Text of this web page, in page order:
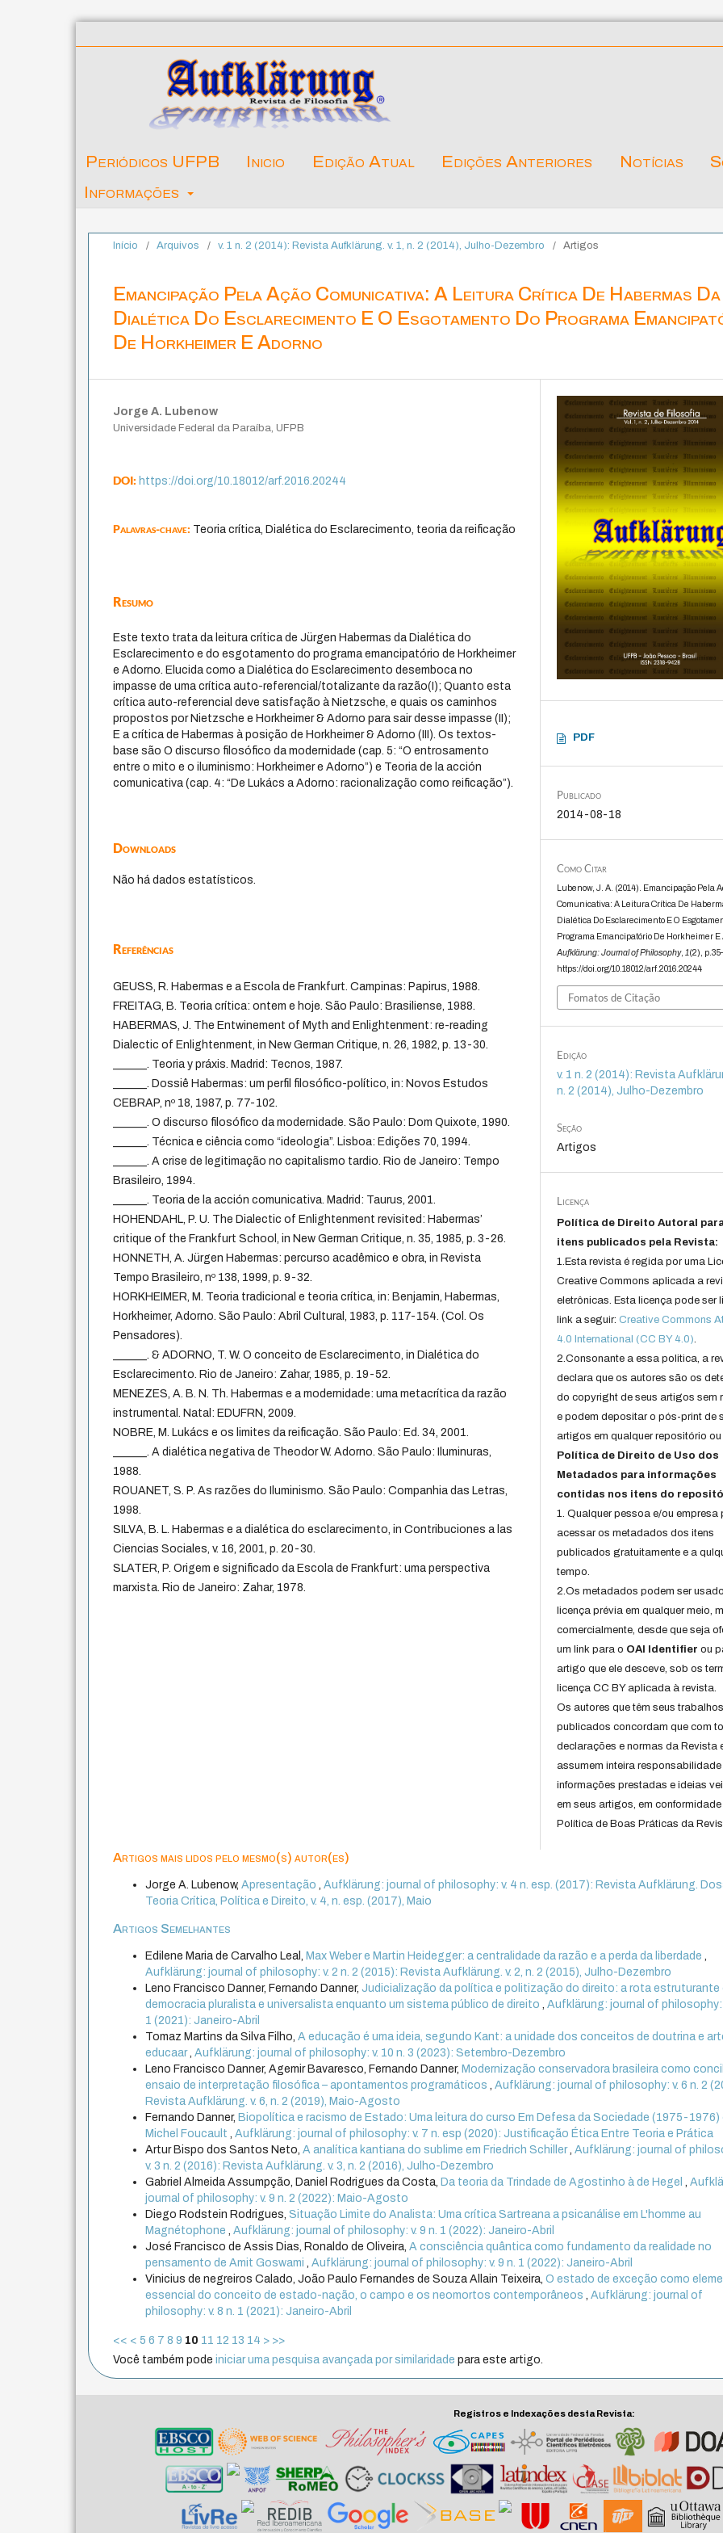
Periódicos UFPB Inicio Edição Atual Edições Anteriores Notícias
Informações
Início / Arquivos / v. 1 n. 2 (2014): Revista Aufklärung. v. 1, n. 2 (2014), Julho-Dezembro / Artigos
Emancipação Pela Ação Comunicativa: A Leitura Crítica De Habermas Da
Dialética Do Esclarecimento E O Esgotamento Do Programa
De Horkheimer E Adorno
Jorge A. Lubenow
Universidade Federal da Paraíba, UFPB
DOI:https://doi.org/10.18012/arf.2016.20244
Palavras-chave: Teoria crítica, Dialética do Esclarecimento, teoria da reificação
Resumo
Este texto trata da leitura crítica de Jürgen Habermas da Dialética do
Esclarecimento e do esgotamento do programa emancipatório de Horkheimer
e Adorno. Elucida como a Dialética do Esclarecimento desemboca no
impasse de uma crítica auto-referencial/totalizante da razão(I); Quanto esta
crítica auto-referencial deve satisfação à Nietzsche, e quais os caminhos
propostos por Nietzsche e Horkheimer & Adorno para sair desse impasse (II);
E a crítica de Habermas à posição de Horkheimer & Adorno (III). Os textos-
base são O discurso filosófico da modernidade (cap. 5: “O entrosamento
entre o mito e o iluminismo: Horkheimer e Adorno”) e Teoria de la acción
comunicativa (cap. 4: “De Lukács a Adorno: racionalização como reificação”).
Downloads
Não há dados estatísticos.
Referências
GEUSS, R. Habermas e a Escola de Frankfurt. Campinas: Papirus, 1988.
FREITAG, B. Teoria crítica: ontem e hoje. São Paulo: Brasiliense, 1988.
HABERMAS, J. The Entwinement of Myth and Enlightenment: re-reading
Dialectic of Enlightenment, in New German Critique, n. 26, 1982, p. 13-30.
______. Teoria y práxis. Madrid: Tecnos, 1987.
______. Dossiê Habermas: um perfil filosófico-político, in: Novos Estudos
CEBRAP, nº 18, 1987, p. 77-102.
______. O discurso filosófico da modernidade. São Paulo: Dom Quixote, 1990.
______. Técnica e ciência como “ideologia”. Lisboa: Edições 70, 1994.
______. A crise de legitimação no capitalismo tardio. Rio de Janeiro: Tempo
Brasileiro, 1994.
______. Teoria de la acción comunicativa. Madrid: Taurus, 2001.
HOHENDAHL, P. U. The Dialectic of Enlightenment revisited: Habermas’
critique of the Frankfurt School, in New German Critique, n. 35, 1985, p. 3-26.
HONNETH, A. Jürgen Habermas: percurso acadêmico e obra, in Revista
Tempo Brasileiro, nº 138, 1999, p. 9-32.
HORKHEIMER, M. Teoria tradicional e teoria crítica, in: Benjamin, Habermas,
Horkheimer, Adorno. São Paulo: Abril Cultural, 1983, p. 117-154. (Col. Os
Pensadores).
______. & ADORNO, T. W. O conceito de Esclarecimento, in Dialética do
Esclarecimento. Rio de Janeiro: Zahar, 1985, p. 19-52.
MENEZES, A. B. N. Th. Habermas e a modernidade: uma metacrítica da razão
instrumental. Natal: EDUFRN, 2009.
NOBRE, M. Lukács e os limites da reificação. São Paulo: Ed. 34, 2001.
______. A dialética negativa de Theodor W. Adorno. São Paulo: Iluminuras,
1988.
ROUANET, S. P. As razões do Iluminismo. São Paulo: Companhia das Letras,
1998.
SILVA, B. L. Habermas e a dialética do esclarecimento, in Contribuciones a las
Ciencias Sociales, v. 16, 2001, p. 20-30.
SLATER, P. Origem e significado da Escola de Frankfurt: uma perspectiva
marxista. Rio de Janeiro: Zahar, 1978.
PDF
Publicado
2014-08-18
Como Citar
Lubenow, J. A. (2014). Emancipação Pela
Comunicativa: A Leitura Crítica De
Dialética Do Esclarecimento E O
Programa Emancipatório De Horkheimer E
Aufklärung: Journal of Philosophy, 1(2),
https://doi.org/10.18012/arf.2016.20244
Fomatos de Citação
Edição
v. 1 n. 2 (2014): Revista
n. 2 (2014), Julho-Dezembro
Seção
Artigos
Licença
Política de Direito Autoral
itens publicados pela Revista:
1.Esta revista é regida por uma
Creative Commons aplicada a
eletrônicas. Esta licença pode ser
link a seguir:Creative Commons
4.0 International (CC BY 4.0).
2.Consonante a essa politica, a
declara que os autores são os
do copyright de seus artigos sem
e podem depositar o pós-print de
artigos em qualquer repositório ou
Política de Direito de Uso dos
Metadados para informações
contidas nos itens do
1. Qualquer pessoa e/ou empresa
acessar os metadados dos itens
publicados gratuitamente e a
tempo.
2.Os metadados podem ser
licença prévia em qualquer meio,
comercialmente, desde que seja
um link para o OAI Identifier ou
artigo que ele desceve, sob os
licença CC BY aplicada à revista.
Os autores que têm seus trabalhos
publicados concordam que com
declarações e normas da Revista
assumem inteira responsabilidade
informações prestadas e ideias
em seus artigos, em
Política de Boas Práticas da
Artigos mais lidos pelo mesmo(s) autor(es)
Jorge A. Lubenow,Apresentação,Aufklärung: journal of philosophy: v. 4 n. esp. (2017): Revista Aufklärung.
Teoria Crítica, Política e Direito, v. 4, n. esp. (2017), Maio
Artigos Semelhantes
Edilene Maria de Carvalho Leal, Max Weber e Martin Heidegger: a centralidade da razão e a perda da liberdade,
Aufklärung: journal of philosophy: v. 2 n. 2 (2015): Revista Aufklärung. v. 2, n. 2 (2015), Julho-Dezembro
Leno Francisco Danner, Fernando Danner,Judicialização da política e politização do direito: a rota estruturante
democracia pluralista e universalista enquanto um sistema público de direito,Aufklärung: journal of philosophy:
1 (2021): Janeiro-Abril
Tomaz Martins da Silva Filho,A educação é uma ideia, segundo Kant: a unidade dos conceitos de doutrina e
educaar,Aufklärung: journal of philosophy: v. 10 n. 3 (2023): Setembro-Dezembro
Leno Francisco Danner, Agemir Bavaresco, Fernando Danner, Modernização conservadora brasileira como
ensaio de interpretação filosófica – apontamentos programáticos,Aufklärung: journal of philosophy: v. 6 n. 2
Revista Aufklärung. v. 6, n. 2 (2019), Maio-Agosto
Fernando Danner, Biopolítica e racismo de Estado: Uma leitura do curso Em Defesa da Sociedade (1975-1976)
Michel Foucault,Aufklärung: journal of philosophy: v. 7 n. esp (2020): Justificação Ética Entre Teoria e Prática
Artur Bispo dos Santos Neto,A analítica kantiana do sublime em Friedrich Schiller,Aufklärung: journal of
v. 3 n. 2 (2016): Revista Aufklärung. v. 3, n. 2 (2016), Julho-Dezembro
Gabriel Almeida Assumpção, Daniel Rodrigues da Costa, Da teoria da Trindade de Agostinho à de Hegel,
journal of philosophy: v. 9 n. 2 (2022): Maio-Agosto
Diego Rodstein Rodrigues,Situação Limite do Analista: Uma crítica Sartreana a psicanálise em L'homme au
Magnétophone,Aufklärung: journal of philosophy: v. 9 n. 1 (2022): Janeiro-Abril
José Francisco de Assis Dias, Ronaldo de Oliveira,A consciência quântica como fundamento da realidade no
pensamento de Amit Goswami,Aufklärung: journal of philosophy: v. 9 n. 1 (2022): Janeiro-Abril
Vinicius de negreiros Calado, João Paulo Fernandes de Souza Allain Teixeira,O estado de exceção como
essencial do conceito de estado-nação, o campo e os neomortos contemporâneos,Aufklärung: journal of
philosophy: v. 8 n. 1 (2021): Janeiro-Abril
<< < 5 6 7 8 9 10 11 12 13 14 > >>
Você também podeiniciar uma pesquisa avançada por similaridade para este artigo.
Registros e Indexações desta Revista: